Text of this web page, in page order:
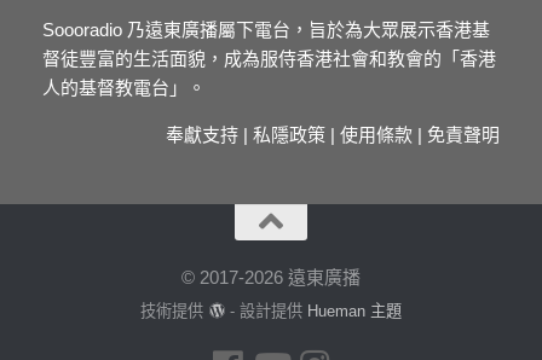
Soooradio 乃遠東廣播屬下電台，旨於為大眾展示香港基
督徒豐富的生活面貌，成為服侍香港社會和教會的「香港
人的基督教電台」。
奉獻支持 | 私隱政策 | 使用條款 | 免責聲明
© 2017-2026 遠東廣播
技術提供 - 設計提供 Hueman 主題